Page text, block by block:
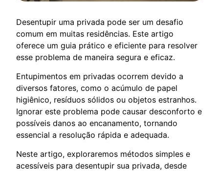
Desentupir uma privada pode ser um desafio
comum em muitas residências. Este artigo
oferece um guia prático e eficiente para resolver
esse problema de maneira segura e eficaz.
Entupimentos em privadas ocorrem devido a
diversos fatores, como o acúmulo de papel
higiênico, resíduos sólidos ou objetos estranhos.
Ignorar este problema pode causar desconforto e
possíveis danos ao encanamento, tornando
essencial a resolução rápida e adequada.
Neste artigo, exploraremos métodos simples e
acessíveis para desentupir sua privada, desde